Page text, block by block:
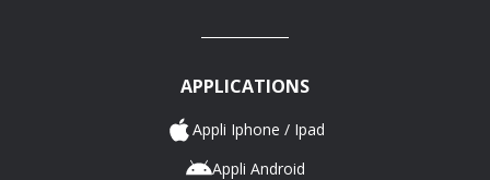
APPLICATIONS
Appli Iphone / Ipad
Appli Android